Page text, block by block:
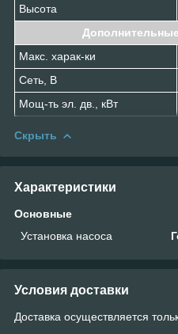
Высота
Макс. харак-ки
Сеть, В
Мощ-ть эл. дв., кВт
Скрыть
Характеристики
Основные
Установка насоса
Условия доставки
Доставка осуществляется